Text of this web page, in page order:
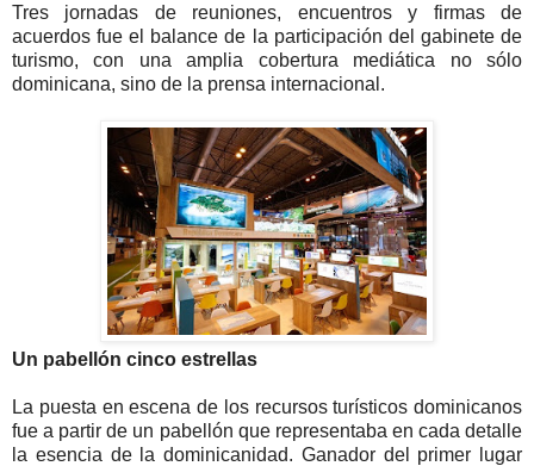
Tres jornadas de reuniones, encuentros y firmas de
acuerdos fue el balance de la participación del gabinete de
turismo, con una amplia cobertura mediática no sólo
dominicana, sino de la prensa internacional.
Un pabellón cinco estrellas
La puesta en escena de los recursos turísticos dominicanos
fue a partir de un pabellón que representaba en cada detalle
la esencia de la dominicanidad. Ganador del primer lugar